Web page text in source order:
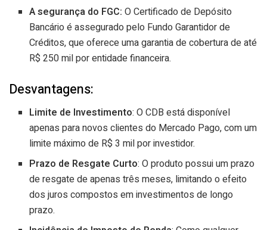
A segurança do FGC: O Certificado de Depósito
Bancário é assegurado pelo Fundo Garantidor de
Créditos, que oferece uma garantia de cobertura de até
R$ 250 mil por entidade financeira.
Desvantagens:
Limite de Investimento: O CDB está disponível
apenas para novos clientes do Mercado Pago, com um
limite máximo de R$ 3 mil por investidor.
Prazo de Resgate Curto: O produto possui um prazo
de resgate de apenas três meses, limitando o efeito
dos juros compostos em investimentos de longo
prazo.